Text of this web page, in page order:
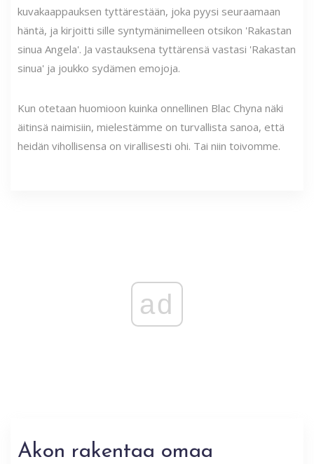
kuvakaappauksen tyttärestään, joka pyysi seuraamaan
häntä, ja kirjoitti sille syntymänimelleen otsikon 'Rakastan
sinua Angela'. Ja vastauksena tyttärensä vastasi 'Rakastan
sinua' ja joukko sydämen emojoja.
Kun otetaan huomioon kuinka onnellinen Blac Chyna näki
äitinsä naimisiin, mielestämme on turvallista sanoa, että
heidän vihollisensa on virallisesti ohi. Tai niin toivomme.
ad
Akon rakentaa omaa